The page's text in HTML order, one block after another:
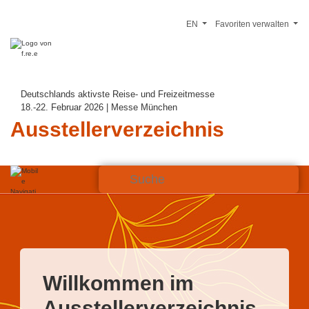
Deutschlands aktivste Reise- und Freizeitmesse
18.-22. Februar 2026 | Messe München
Ausstellerverzeichnis
Favoriten verwalten
EN
Willkommen im